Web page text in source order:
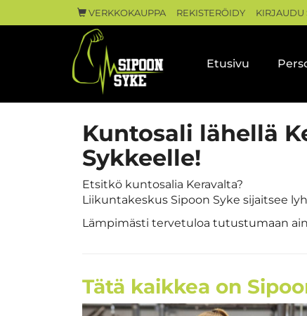
VERKKOKAUPPA REKISTERÖIDY KIRJAUDU
Etusivu
Kuntosali lähellä
Sykkeelle!
Etsitkö kuntosalia Keravalta?
Liikuntakeskus Sipoon Syke sijaitsee
Lämpimästi tervetuloa tutustumaan
Tätä kaikkea on